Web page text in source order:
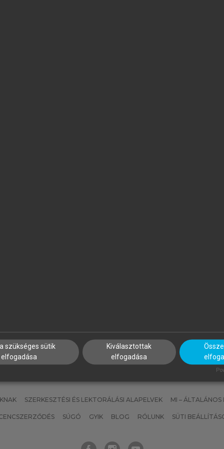
SZERKESZTÉSI ÉS LEKTORÁLÁSI ALAPELVEK MI – ÁLTALÁNOS
SÚGÓ GYIK BLOG RÓLUNK SÜTI
szükséges sütik
elfogadása
Kiválasztottak
elfogadása